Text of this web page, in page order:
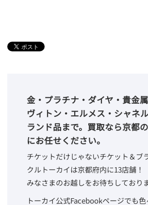
金・プラチナ・ダイヤ・貴金
ヴィトン・エルメス・シャネ
ランド品まで。買取なら京都
にお任せください。
チケットだけじゃないチケット＆ブ
クルトーカイは京都府内に13店舗！
みなさまのお越しをお待ちしており
トーカイ公式Facebookページでも